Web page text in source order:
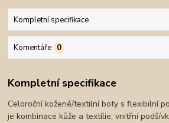
Kompletní specifikace
Komentáře 0
Kompletní specifikace
Celoroční kožené/textilní boty s flexibilní
je kombinace kůže a textílie, vnitřní